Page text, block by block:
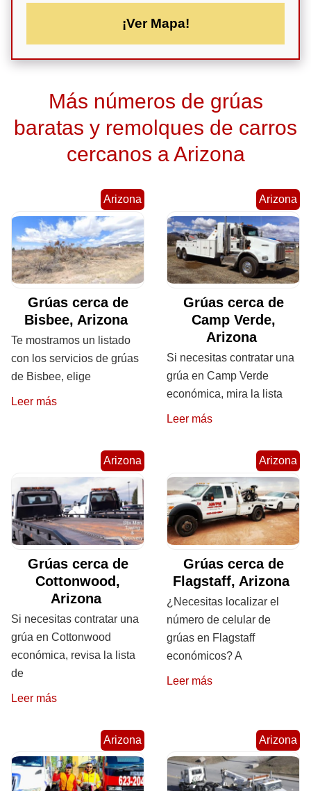
¡Ver Mapa!
Más números de grúas
baratas y remolques de carros
cercanos a Arizona
Arizona
Grúas cerca de
Bisbee, Arizona
Te mostramos un listado
con los servicios de grúas
de Bisbee, elige
Leer más
Arizona
Grúas cerca de
Camp Verde,
Arizona
Si necesitas contratar una
grúa en Camp Verde
económica, mira la lista
Leer más
Arizona
Grúas cerca de
Cottonwood,
Arizona
Si necesitas contratar una
grúa en Cottonwood
económica, revisa la lista
de
Leer más
Arizona
Grúas cerca de
Flagstaff, Arizona
¿Necesitas localizar el
número de celular de
grúas en Flagstaff
económicos? A
Leer más
Arizona Arizona